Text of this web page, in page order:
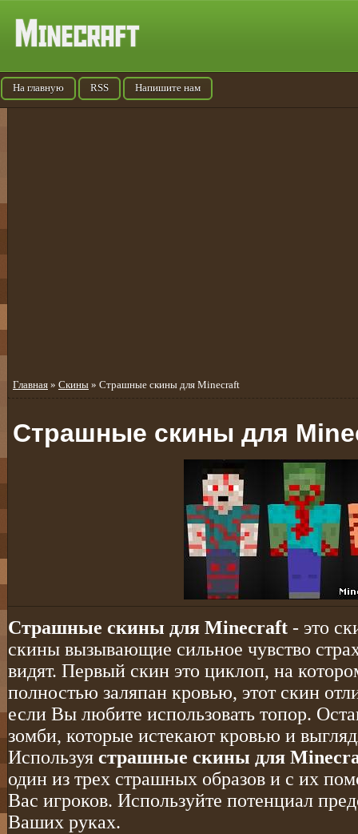
На главную RSS Напишите нам
Главная » Скины » Страшные скины для Minecraft
Страшные скины для
Страшные скины для Minecraft - это
скины вызывающие сильное чувство
видят. Первый скин это циклоп, на
полностью заляпан кровью, этот скин
если Вы любите использовать топор.
зомби, которые истекают кровью и
Используя страшные скины для
один из трех страшных образов и с их
Вас игроков. Используйте потенциал
Ваших руках.